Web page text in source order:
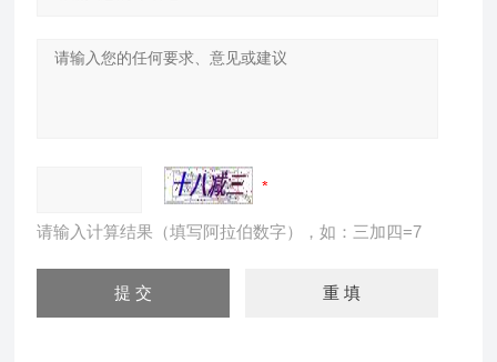
请输入计算结果（填写阿拉伯数字），如：三加四=7